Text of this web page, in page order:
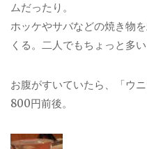
ムだったり。
ホッケやサバなどの焼き物
くる。二人でもちょっと多い
お腹がすいていたら、「ウ
800円前後。